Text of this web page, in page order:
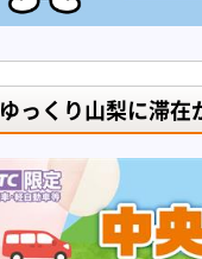
ゆっくり山梨に滞